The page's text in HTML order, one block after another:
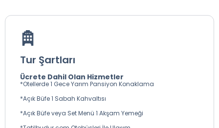
Tur Şartları
Ücrete Dahil Olan Hizmetler
*Otellerde 1 Gece Yarım Pansiyon Konaklama
*Açık Büfe 1 Sabah Kahvaltısı
*Açık Büfe veya Set Menü 1 Akşam Yemeği